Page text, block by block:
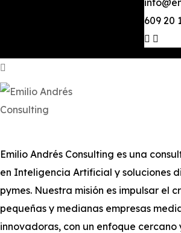
609 20
Emilio Andrés Consulting es una
en Inteligencia Artificial y soluciones
pymes. Nuestra misión es impulsar el
pequeñas y medianas empresas
innovadoras, con un enfoque cercano